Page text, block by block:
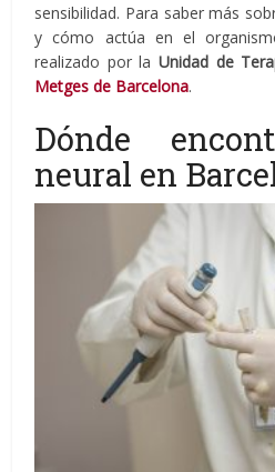
sensibilidad. Para saber más
y cómo actúa en el
realizado por laUnidad de
Metges de Barcelona.
Dónde
neural en